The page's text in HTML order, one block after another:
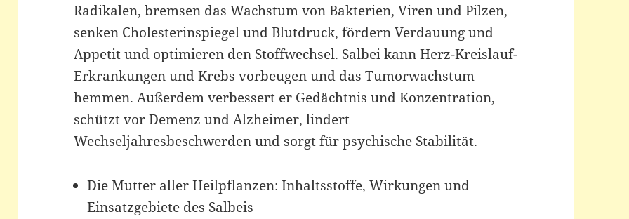
Radikalen, bremsen das Wachstum von Bakterien, Viren und Pilzen,
senken Cholesterinspiegel und Blutdruck, fördern Verdauung und
Appetit und optimieren den Stoffwechsel. Salbei kann Herz-Kreislauf-
Erkrankungen und Krebs vorbeugen und das Tumorwachstum
hemmen. Außerdem verbessert er Gedächtnis und Konzentration,
schützt vor Demenz und Alzheimer, lindert
Wechseljahresbeschwerden und sorgt für psychische Stabilität.
Die Mutter aller Heilpflanzen: Inhaltsstoffe, Wirkungen und
Einsatzgebiete des Salbeis